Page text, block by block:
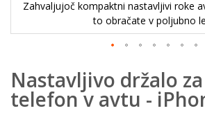
Zahvaljujoč kompaktni nastavljivi roke
to obračate v poljubno
Nastavljivo držalo za
telefon v avtu -